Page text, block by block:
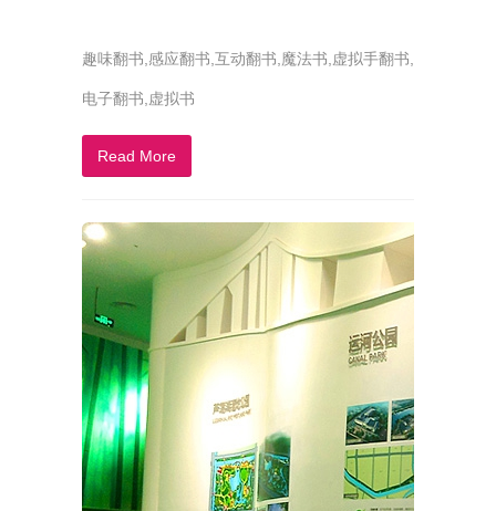
趣味翻书,感应翻书,互动翻书,魔法书,虚拟手翻书,
电子翻书,虚拟书
Read More